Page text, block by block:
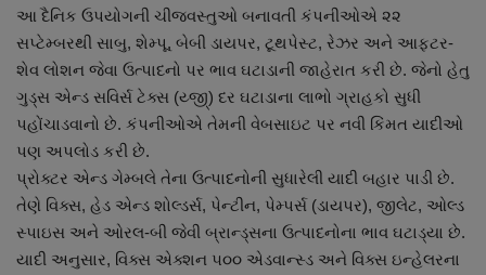
Support US
બજારના સમાચાર
નાણાંકીય સમાચાર
સ્થાનિક સમાચાર
સ્પોર્ટ્સ
આ દૈનિક ઉપયોગની ચીજવસ્તુઓ બનાવતી કંપનીઓએ ૨૨
સપ્ટેમ્બરથી સાબુ, શેમ્પૂ, બેબી ડાયપર, ટૂથપેસ્ટ, રેઝર અને આફટર-
શેવ લોશન જેવા ઉત્પાદનો પર ભાવ ઘટાડાની જાહેરાત કરી છે. જેનો હેતુ
ગુડ્સ એન્ડ સવિર્સ ટેક્સ (ય્જી્) દર ઘટાડાના લાભો ગ્રાહકો સુધી
પહોંચાડવાનો છે. કંપનીઓએ તેમની વેબસાઇટ પર નવી કિંમત યાદીઓ
પણ અપલોડ કરી છે.
પ્રોક્ટર એન્ડ ગેમ્બલે તેના ઉત્પાદનોની સુધારેલી યાદી બહાર પાડી છે.
તેણે વિક્સ, હેડ એન્ડ શોલ્ડર્સ, પેન્ટીન, પેમ્પર્સ (ડાયપર), જીલેટ, ઓલ્ડ
સ્પાઇસ અને ઓરલ-બી જેવી બ્રાન્ડ્સના ઉત્પાદનોના ભાવ ઘટાડ્યા છે.
યાદી અનુસાર, વિક્સ એક્શન ૫૦૦ એડવાન્સ્ડ અને વિક્સ ઇન્હેલરના